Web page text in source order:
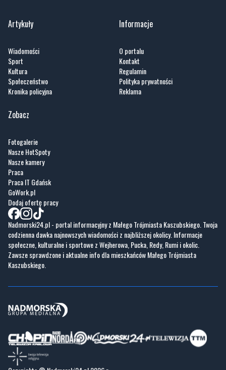
Artykuły
Wiadomości
Sport
Kultura
Społeczeństwo
Kronika policyjna
Informacje
O portalu
Kontakt
Regulamin
Polityka prywatności
Reklama
Zobacz
Fotogalerie
Nasze HotSpoty
Nasze kamery
Praca
Praca IT Gdańsk
GoWork.pl
Dodaj ofertę pracy
Nadmorski24.pl - portal informacyjny z Małego Trójmiasta Kaszubskiego. Twoja
codzienna dawka najnowszych wiadomości z najbliższej okolicy. Informacje
społeczne, kulturalne i sportowe z Wejherowa, Pucka, Redy, Rumi i okolic.
Zawsze sprawdzone i aktualne info dla mieszkańców Małego Trójmiasta
Kaszubskiego.